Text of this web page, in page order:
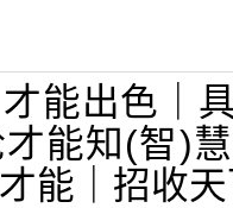
能出色｜
能知(智)
能｜招收